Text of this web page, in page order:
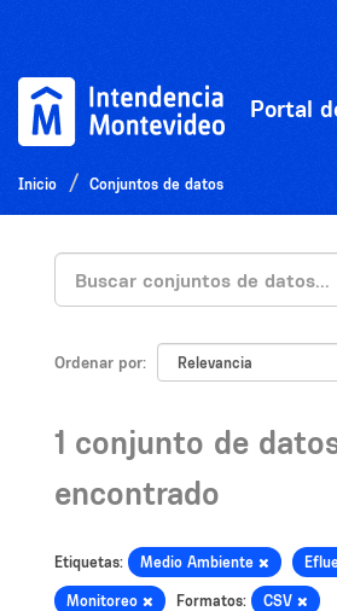
Portal
Inicio Conjuntos de datos
Ordenar por
1 conjunto de
encontrado
Etiquetas: Medio Ambiente
Monitoreo Formatos: CSV